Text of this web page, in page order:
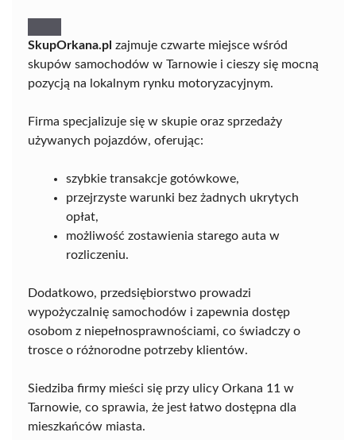
SkupOrkana.pl zajmuje czwarte miejsce wśród
skupów samochodów w Tarnowie i cieszy się mocną
pozycją na lokalnym rynku motoryzacyjnym.
Firma specjalizuje się w skupie oraz sprzedaży
używanych pojazdów, oferując:
szybkie transakcje gotówkowe,
przejrzyste warunki bez żadnych ukrytych
opłat,
możliwość zostawienia starego auta w
rozliczeniu.
Dodatkowo, przedsiębiorstwo prowadzi
wypożyczalnię samochodów i zapewnia dostęp
osobom z niepełnosprawnościami, co świadczy o
trosce o różnorodne potrzeby klientów.
Siedziba firmy mieści się przy ulicy Orkana 11 w
Tarnowie, co sprawia, że jest łatwo dostępna dla
mieszkańców miasta.